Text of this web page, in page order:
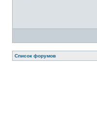
Список форумов